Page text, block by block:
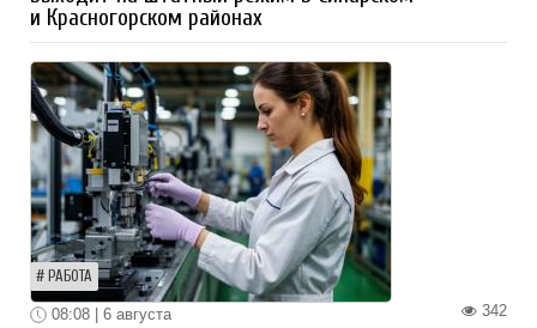
и Красногорском районах
РАБОТА
342
08:08 | 6 августа